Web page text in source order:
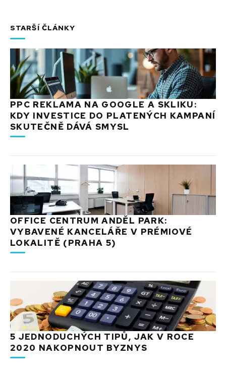
STARŠÍ ČLÁNKY
PPC REKLAMA NA GOOGLE A SKLIKU:
KDY INVESTICE DO PLATENÝCH KAMPANÍ
SKUTEČNĚ DÁVÁ SMYSL
OFFICE CENTRUM ANDĚL PARK:
VYBAVENÉ KANCELÁŘE V PRÉMIOVÉ
LOKALITĚ (PRAHA 5)
5 JEDNODUCHÝCH TIPŮ, JAK V ROCE
2020 NAKOPNOUT BYZNYS